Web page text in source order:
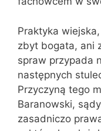
Praktyka
zbyt bogata, ani
spraw przypada
następnych
Przyczyną tego
Baranowski,
zasadniczo